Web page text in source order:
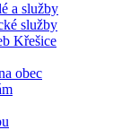
a služby
služby
Křešice
obec